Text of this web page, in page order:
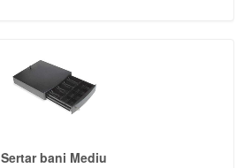
Sertar bani Mediu